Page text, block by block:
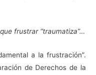
frustrar “traumatiza”…
a la frustración”.
de Derechos de la